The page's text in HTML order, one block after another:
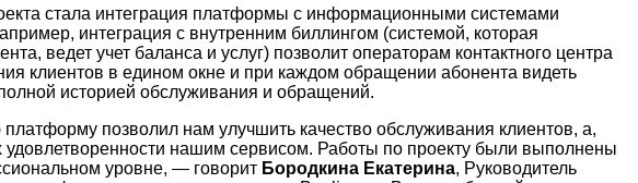
стала интеграция платформы с информационными системами
интеграция с внутренним биллингом (системой, которая
ведет учет баланса и услуг) позволит операторам контактного центра
клиентов в едином окне и при каждом обращении абонента видеть
полной историей обслуживания и обращений.
позволил нам улучшить качество обслуживания клиентов, а,
удовлетворенности нашим сервисом. Работы по проекту были выполнены
уровне, — говорит Бородкина Екатерина, Руководитель